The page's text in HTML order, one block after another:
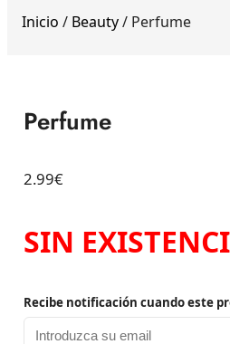
Inicio / Beauty/ Perfume
Perfume
2.99€
SIN
Recibe notificación cuando este